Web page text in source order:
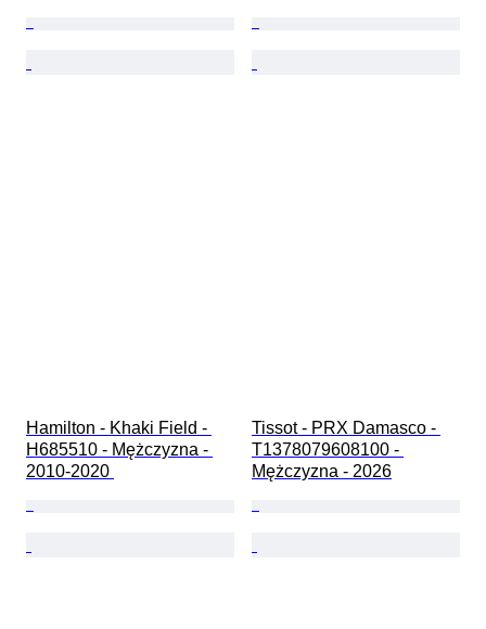
Hamilton - Khaki Field -
H685510 - Mężczyzna -
2010-2020
Tissot - PRX Damasco -
T1378079608100 -
Mężczyzna - 2026